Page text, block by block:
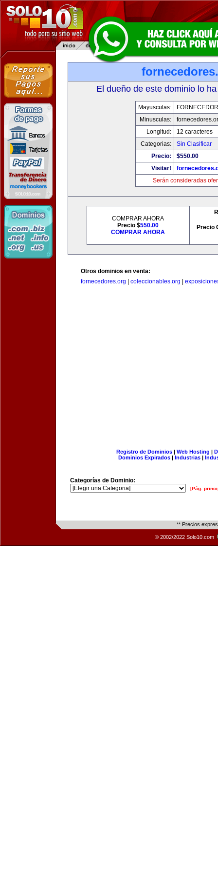
El dueño de este dominio lo
Mayusculas:
Minusculas:
Longitud:
12 caracteres
Categorias:
Sin Clasificar
Precio:
$550.00
Visitar!
Serán consideradas
COMPRAR AHORA
Precio $550.00
COMPRAR AHORA
Precio
Otros dominios en venta:
fornecedores.org
coleccionables.org
Registro de Dominios| Web Hosting |
Dominios Expirados | Industrias |
Categorías de Dominio:
[Pág.
** Precios
© 2002/2022 Solo10.com